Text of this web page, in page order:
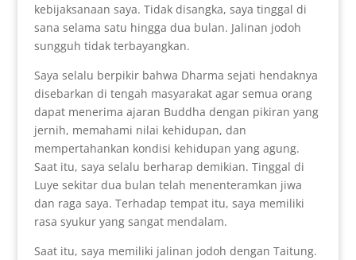
kebijaksanaan saya. Tidak disangka, saya tinggal di
sana selama satu hingga dua bulan. Jalinan jodoh
sungguh tidak terbayangkan.
Saya selalu berpikir bahwa Dharma sejati hendaknya
disebarkan di tengah masyarakat agar semua orang
dapat menerima ajaran Buddha dengan pikiran yang
jernih, memahami nilai kehidupan, dan
mempertahankan kondisi kehidupan yang agung.
Saat itu, saya selalu berharap demikian. Tinggal di
Luye sekitar dua bulan telah menenteramkan jiwa
dan raga saya. Terhadap tempat itu, saya memiliki
rasa syukur yang sangat mendalam.
Saat itu, saya memiliki jalinan jodoh dengan Taitung.